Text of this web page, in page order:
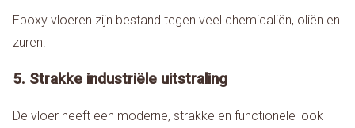
Epoxy vloeren zijn bestand tegen veel chemicaliën, oliën en
zuren.
5. Strakke industriële uitstraling
De vloer heeft een moderne, strakke en functionele look